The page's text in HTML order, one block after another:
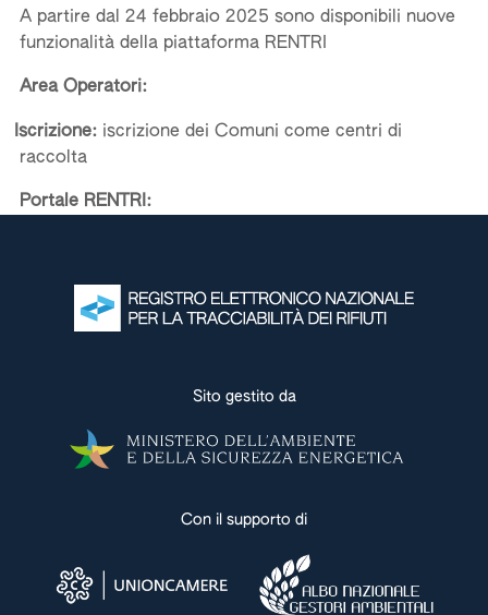
A partire dal 24 febbraio 2025 sono disponibili nuove
funzionalità della piattaforma RENTRI
Area Operatori:
Iscrizione: iscrizione dei Comuni come centri di
raccolta
Portale RENTRI:
Sito gestito da
Con il supporto di